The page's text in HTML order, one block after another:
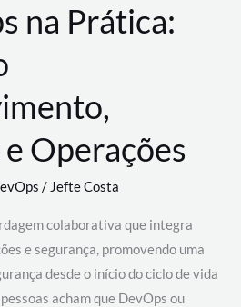
na Prática:
Operações
/Jefte Costa
colaborativa que integra
e segurança, promovendo uma
desde o início do ciclo de vida
acham que DevOps ou